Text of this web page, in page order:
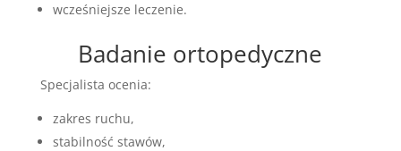
wcześniejsze leczenie.
Badanie ortopedyczne
Specjalista ocenia:
zakres ruchu,
stabilność stawów,